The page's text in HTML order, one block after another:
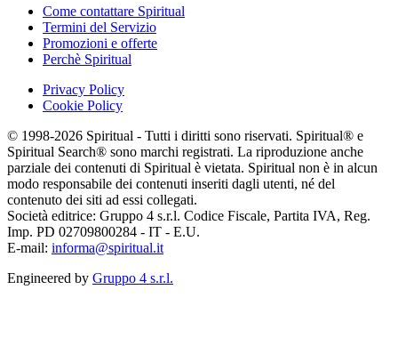
Come contattare Spiritual
Termini del Servizio
Promozioni e offerte
Perchè Spiritual
Privacy Policy
Cookie Policy
© 1998-2026 Spiritual - Tutti i diritti sono riservati. Spiritual® e
Spiritual Search® sono marchi registrati. La riproduzione anche
parziale dei contenuti di Spiritual è vietata. Spiritual non è in alcun
modo responsabile dei contenuti inseriti dagli utenti, né del
contenuto dei siti ad essi collegati.
Società editrice: Gruppo 4 s.r.l. Codice Fiscale, Partita IVA, Reg.
Imp. PD 02709800284 - IT - E.U.
E-mail: informa@spiritual.it
Engineered by Gruppo 4 s.r.l.